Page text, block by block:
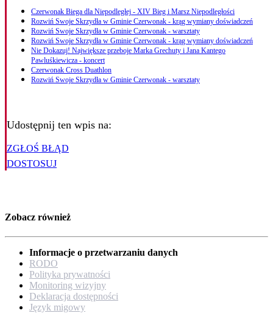
Czerwonak Biega dla Niepodległej - XIV Bieg i Marsz Niepodległości
Rozwiń Swoje Skrzydła w Gminie Czerwonak - krąg wymiany doświadczeń
Rozwiń Swoje Skrzydła w Gminie Czerwonak - warsztaty
Rozwiń Swoje Skrzydła w Gminie Czerwonak - krąg wymiany doświadczeń
Nie Dokazuj! Największe przeboje Marka Grechuty i Jana Kantego
Pawluśkiewicza - koncert
Czerwonak Cross Duathlon
Rozwiń Swoje Skrzydła w Gminie Czerwonak - warsztaty
Udostępnij ten wpis na:
ZGŁOŚ BŁĄD
DOSTOSUJ
Zobacz również
Informacje o przetwarzaniu danych
RODO
Polityka prywatności
Monitoring wizyjny
Deklaracja dostępności
Język migowy